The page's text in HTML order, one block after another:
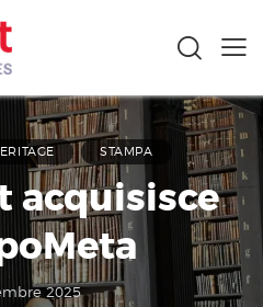
STAMPA
acquisisce
2025